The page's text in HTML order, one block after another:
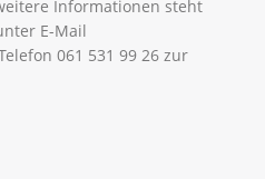
Informationen steht
E-Mail
061 531 99 26 zur